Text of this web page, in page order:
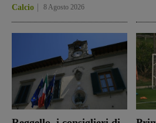
Calcio 8 Agosto 2026